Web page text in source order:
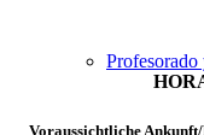
Voraussichtliche